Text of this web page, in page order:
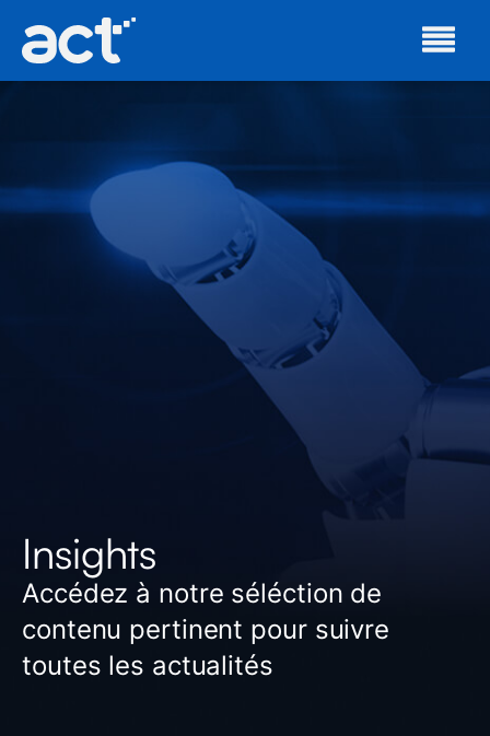
Insights
Accédez à notre séléction de
contenu pertinent pour suivre
toutes les actualités